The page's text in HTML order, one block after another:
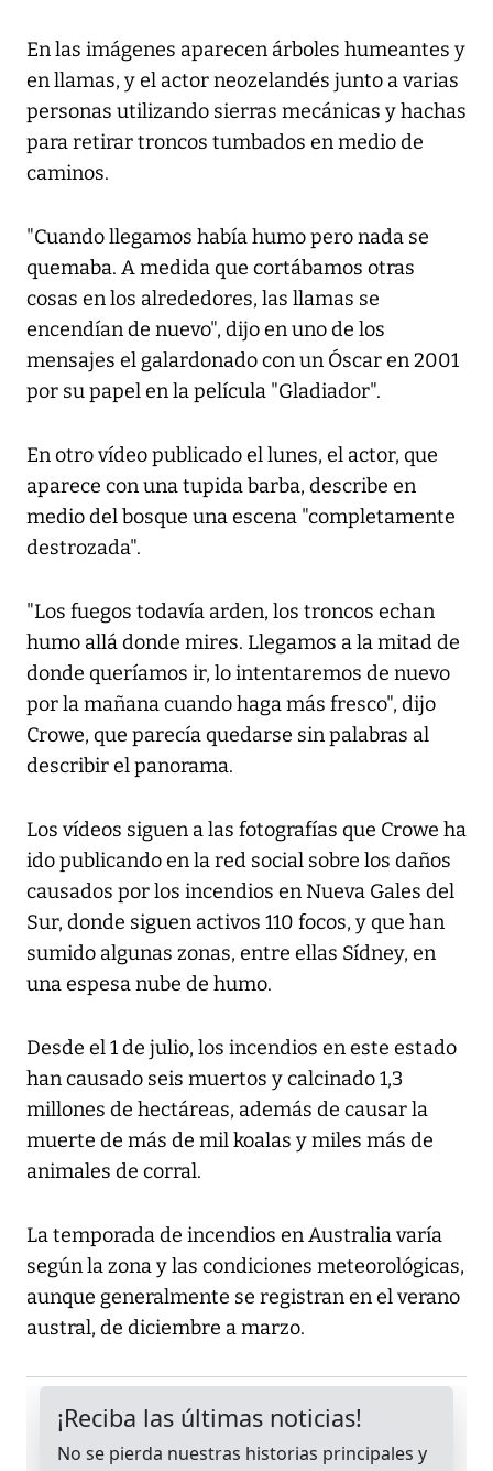
En las imágenes aparecen árboles humeantes y
en llamas, y el actor neozelandés junto a varias
personas utilizando sierras mecánicas y hachas
para retirar troncos tumbados en medio de
caminos.
"Cuando llegamos había humo pero nada se
quemaba. A medida que cortábamos otras
cosas en los alrededores, las llamas se
encendían de nuevo", dijo en uno de los
mensajes el galardonado con un Óscar en 2001
por su papel en la película "Gladiador".
En otro vídeo publicado el lunes, el actor, que
aparece con una tupida barba, describe en
medio del bosque una escena "completamente
destrozada".
"Los fuegos todavía arden, los troncos echan
humo allá donde mires. Llegamos a la mitad de
donde queríamos ir, lo intentaremos de nuevo
por la mañana cuando haga más fresco", dijo
Crowe, que parecía quedarse sin palabras al
describir el panorama.
Los vídeos siguen a las fotografías que Crowe ha
ido publicando en la red social sobre los daños
causados por los incendios en Nueva Gales del
Sur, donde siguen activos 110 focos, y que han
sumido algunas zonas, entre ellas Sídney, en
una espesa nube de humo.
Desde el 1 de julio, los incendios en este estado
han causado seis muertos y calcinado 1,3
millones de hectáreas, además de causar la
muerte de más de mil koalas y miles más de
animales de corral.
La temporada de incendios en Australia varía
según la zona y las condiciones meteorológicas,
aunque generalmente se registran en el verano
austral, de diciembre a marzo.